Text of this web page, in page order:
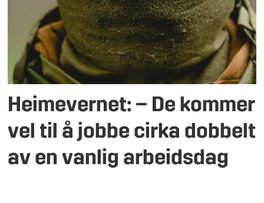
Heimevernet: – De kommer
vel til å jobbe cirka dobbelt
av en vanlig arbeidsdag